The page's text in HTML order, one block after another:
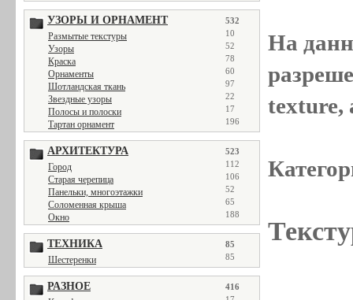
УЗОРЫ И ОРНАМЕНТ 532
Размытые текстуры 10
Узоры 52
Краска 78
Орнаменты 60
Шотландская ткань 97
Звездные узоры 22
Полосы и полоски 17
Тартан орнамент 196
АРХИТЕКТУРА 523
Город 112
Старая черепица 106
Панельки, многоэтажки 52
Соломенная крыша 65
Окно 188
ТЕХНИКА 85
Шестеренки 85
РАЗНОЕ 416
На
texture,